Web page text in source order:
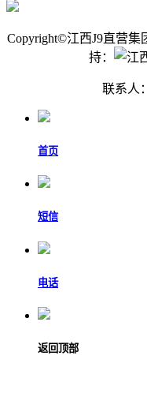
Copyright©江西J9直营
持：
联系人
首页
短信
电话
返回顶部